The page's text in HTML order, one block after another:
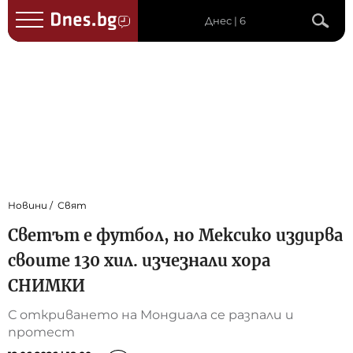
Днес | 6
Новини Свят
Светът е футбол, но Мексико издирва
своите 130 хил. изчезнали хора
СНИМКИ
С откриването на Мондиала се разпали и
протест